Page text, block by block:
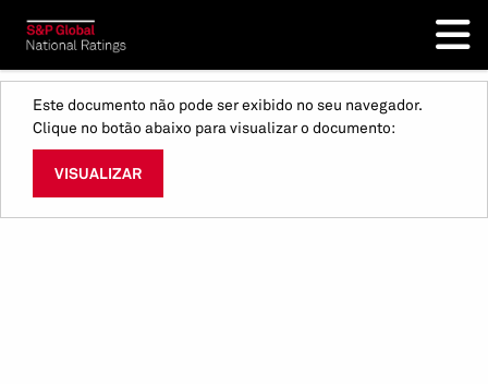
Este documento não pode ser exibido no seu navegador.
Clique no botão abaixo para visualizar o documento:
VISUALIZAR